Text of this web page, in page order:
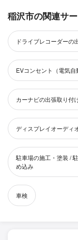
稲沢市の関連サ
ドライブレコーダーの
EVコンセント（電気
カーナビの出張取り付
ディスプレイオーディ
駐車場の施工・塗装 /
め込み
車検